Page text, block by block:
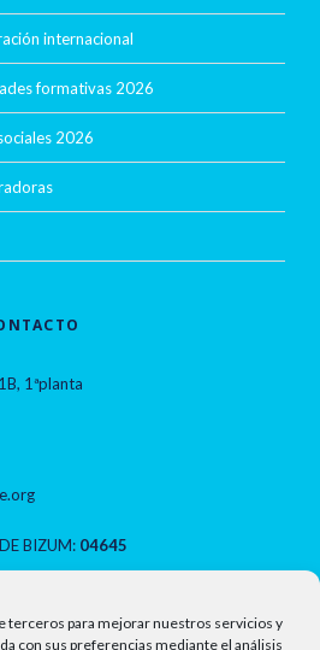
terceros para mejorar nuestros servicios y
con sus preferencias mediante el análisis
internacional
formativas 2026
2026
1ªplanta
BIZUM: 04645